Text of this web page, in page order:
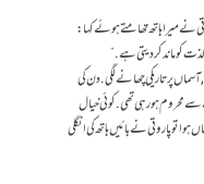
نے میرا ہاتھ تھامتے ہوئے کہا:
کو ماند کر دیتی ہے.“
پر تاریکی چھانے لگی. دن کی
محروم ہو رہی تھی. کوئی خیال
تو پاروتی نے بائیں ہاتھ کی انگلی